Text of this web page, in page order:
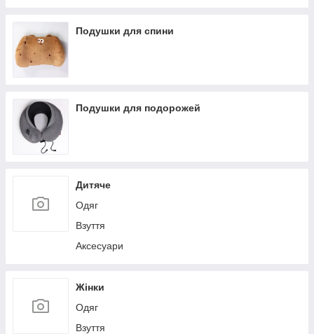
Вакууматори
Льодогенератори
Подушки для спини
Подушки для подорожей
Дитяче
Одяг
Взуття
Аксесуари
Жінки
Одяг
Взуття